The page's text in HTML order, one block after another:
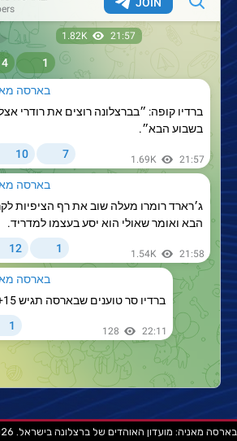
בארסה מאניה: מועדון האוהדים של ברצלונה בישראל. 1999-2026. כל הזכויות שמורות